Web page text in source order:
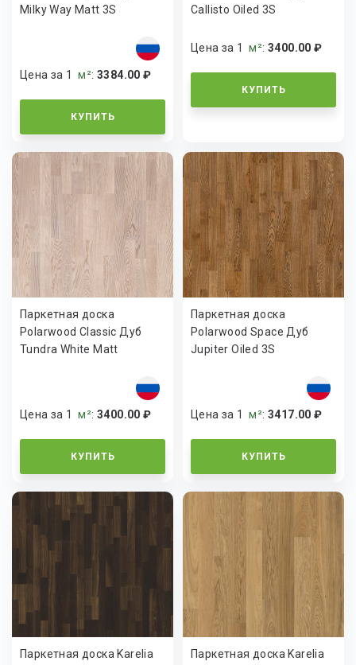
Milky Way Matt 3S
Цена за 1м²:3384.00 ₽
КУПИТЬ
Callisto Oiled 3S
Цена за 1м²:3400.00 ₽
КУПИТЬ
Паркетная доска
Polarwood Classic Дуб
Tundra White Matt
Цена за 1м²:3400.00 ₽
КУПИТЬ
Паркетная доска
Polarwood Space Дуб
Jupiter Oiled 3S
Цена за 1м²:3417.00 ₽
КУПИТЬ
Паркетная доска Karelia
Паркетная доска Karelia